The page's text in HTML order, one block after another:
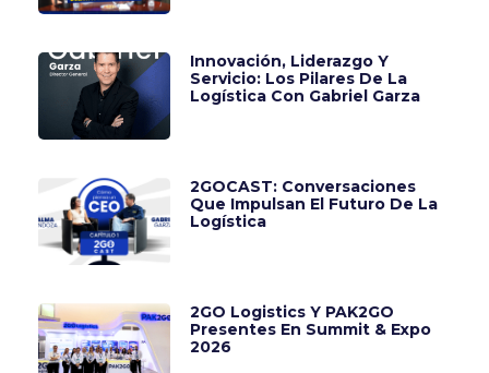
Innovación, Liderazgo Y
Servicio: Los Pilares De La
Logística Con Gabriel Garza
2GOCAST: Conversaciones
Que Impulsan El Futuro De La
Logística
2GO Logistics Y PAK2GO
Presentes En Summit & Expo
2026